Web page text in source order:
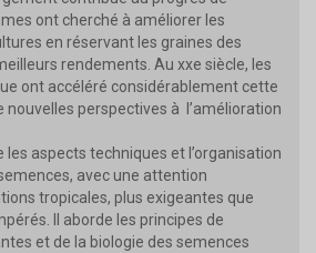
ont cherché à améliorer les
en réservant les graines des
rendements. Au xxe siècle, les
ont accéléré considérablement cette
nouvelles perspectives à l’amélioration
aspects techniques et l’organisation
avec une attention
tropicales, plus exigeantes que
Il aborde les principes de
et de la biologie des semences